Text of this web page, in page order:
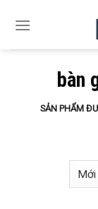
bàn
SẢN PHẨM